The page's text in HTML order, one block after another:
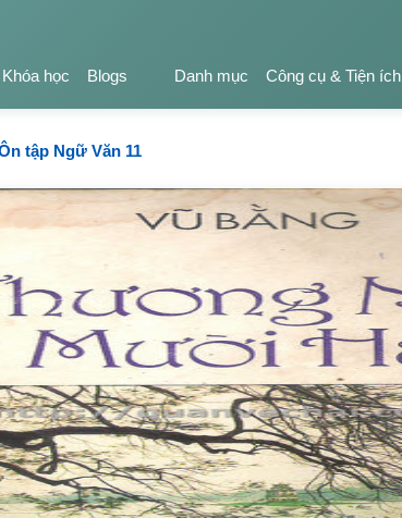
học Blogs Danh mục Công cụ & Tiện ích
tập Ngữ Văn 11